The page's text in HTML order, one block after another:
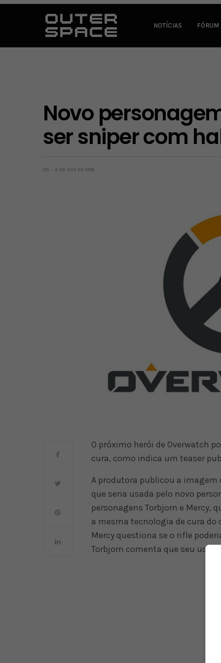
NOTÍCIAS FÓRUM
Novo
ser sniper com
OS 6 DE JULY DE 2016
O próximo herói de Overwatch
cura, como indica um teaser
A produtora publicou a imagem
que seria usada pelo novo
personagens Torbjorn e Mercy,
a mesma tecnologia de cura do
Mercy questiona se o rifle
Torbjorn comenta que seu uso